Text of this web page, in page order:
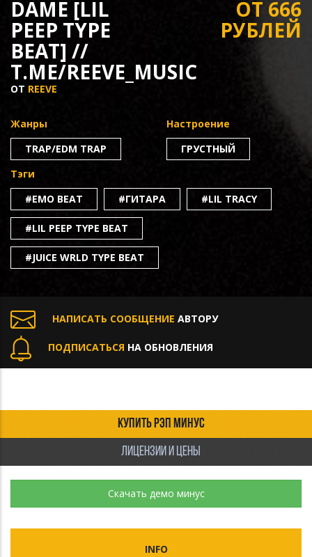
DAME [LIL
PEEP TYPE
BEAT] //
T.ME/REEVE_MUSIC
ОТ REEVE
ОТ 666
РУБЛЕЙ
Жанры
TRAP/EDM TRAP
Настроение
ГРУСТНЫЙ
Тэги
#EMO BEAT
#ГИТАРА #LIL TRACY
#LIL PEEP TYPE BEAT
#JUICE WRLD TYPE BEAT
НАПИСАТЬ СООБЩЕНИЕ АВТОРУ
ПОДПИСАТЬСЯ НА ОБНОВЛЕНИЯ
КУПИТЬ РЭП МИНУС
ЛИЦЕНЗИИ И ЦЕНЫ
Скачать демо минус
INFO